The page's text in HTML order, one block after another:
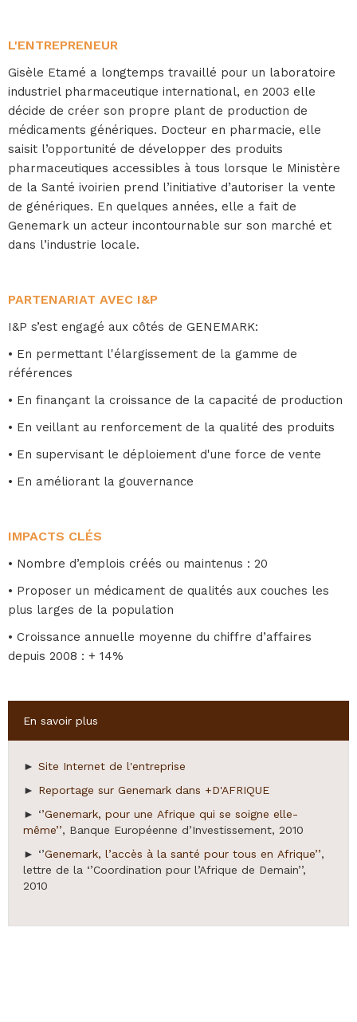
L'ENTREPRENEUR
Gisèle Etamé a longtemps travaillé pour un laboratoire
industriel pharmaceutique international, en 2003 elle
décide de créer son propre plant de production de
médicaments génériques. Docteur en pharmacie, elle
saisit l’opportunité de développer des produits
pharmaceutiques accessibles à tous lorsque le Ministère
de la Santé ivoirien prend l’initiative d’autoriser la vente
de génériques. En quelques années, elle a fait de
Genemark un acteur incontournable sur son marché et
dans l’industrie locale.
PARTENARIAT AVEC I&P
I&P s’est engagé aux côtés de GENEMARK:
• En permettant l'élargissement de la gamme de
références
• En finançant la croissance de la capacité de production
• En veillant au renforcement de la qualité des produits
• En supervisant le déploiement d'une force de vente
• En améliorant la gouvernance
IMPACTS CLÉS
• Nombre d’emplois créés ou maintenus : 20
• Proposer un médicament de qualités aux couches les
plus larges de la population
• Croissance annuelle moyenne du chiffre d’affaires
depuis 2008 : + 14%
Hide
En savoir plus
► Site Internet de l'entreprise
► Reportage sur Genemark dans +D'AFRIQUE
► ‘’Genemark, pour une Afrique qui se soigne elle-
même’’, Banque Européenne d’Investissement, 2010
► ‘’Genemark, l’accès à la santé pour tous en Afrique’’,
lettre de la ‘’Coordination pour l’Afrique de Demain’’,
2010